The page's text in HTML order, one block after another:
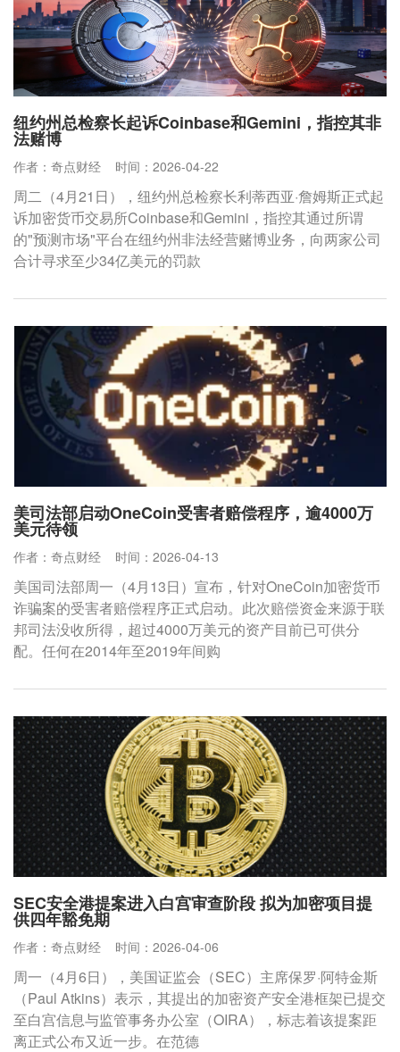
纽约州总检察长起诉Coinbase和Gemini，指控其非
法赌博
作者：奇点财经 时间：2026-04-22
周二（4月21日），纽约州总检察长利蒂西亚·詹姆斯正式起
诉加密货币交易所Coinbase和Gemini，指控其通过所谓
的"预测市场"平台在纽约州非法经营赌博业务，向两家公司
合计寻求至少34亿美元的罚款
美司法部启动OneCoin受害者赔偿程序，逾4000万
美元待领
作者：奇点财经 时间：2026-04-13
美国司法部周一（4月13日）宣布，针对OneCoin加密货币
诈骗案的受害者赔偿程序正式启动。此次赔偿资金来源于联
邦司法没收所得，超过4000万美元的资产目前已可供分
配。任何在2014年至2019年间购
SEC安全港提案进入白宫审查阶段 拟为加密项目提
供四年豁免期
作者：奇点财经 时间：2026-04-06
周一（4月6日），美国证监会（SEC）主席保罗·阿特金斯
（Paul Atkins）表示，其提出的加密资产安全港框架已提交
至白宫信息与监管事务办公室（OIRA），标志着该提案距
离正式公布又近一步。在范德